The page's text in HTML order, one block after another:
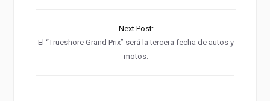
Next Post:
El “Trueshore Grand Prix” será la tercera fecha de autos y
motos.